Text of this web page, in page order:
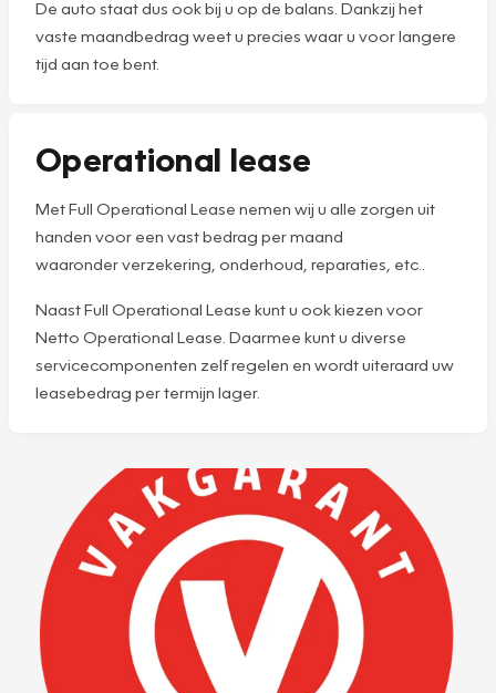
De auto staat dus ook bij u op de balans. Dankzij het
vaste maandbedrag weet u precies waar u voor langere
tijd aan toe bent.
Operational lease
Met Full Operational Lease nemen wij u alle zorgen uit
handen voor een vast bedrag per maand
waaronder verzekering, onderhoud, reparaties, etc..
Naast Full Operational Lease kunt u ook kiezen voor
Netto Operational Lease. Daarmee kunt u diverse
servicecomponenten zelf regelen en wordt uiteraard uw
leasebedrag per termijn lager.